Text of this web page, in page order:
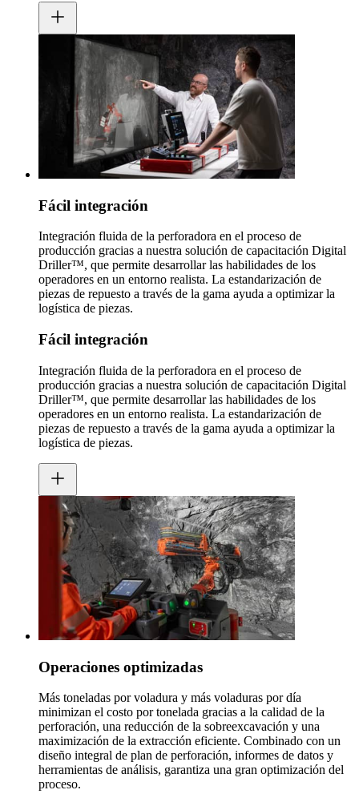
Fácil integración
Integración fluida de la perforadora en el proceso de
producción gracias a nuestra solución de capacitación Digital
Driller™, que permite desarrollar las habilidades de los
operadores en un entorno realista. La estandarización de
piezas de repuesto a través de la gama ayuda a optimizar la
logística de piezas.
Fácil integración
Integración fluida de la perforadora en el proceso de
producción gracias a nuestra solución de capacitación Digital
Driller™, que permite desarrollar las habilidades de los
operadores en un entorno realista. La estandarización de
piezas de repuesto a través de la gama ayuda a optimizar la
logística de piezas.
Operaciones optimizadas
Más toneladas por voladura y más voladuras por día
minimizan el costo por tonelada gracias a la calidad de la
perforación, una reducción de la sobreexcavación y una
maximización de la extracción eficiente. Combinado con un
diseño integral de plan de perforación, informes de datos y
herramientas de análisis, garantiza una gran optimización del
proceso.